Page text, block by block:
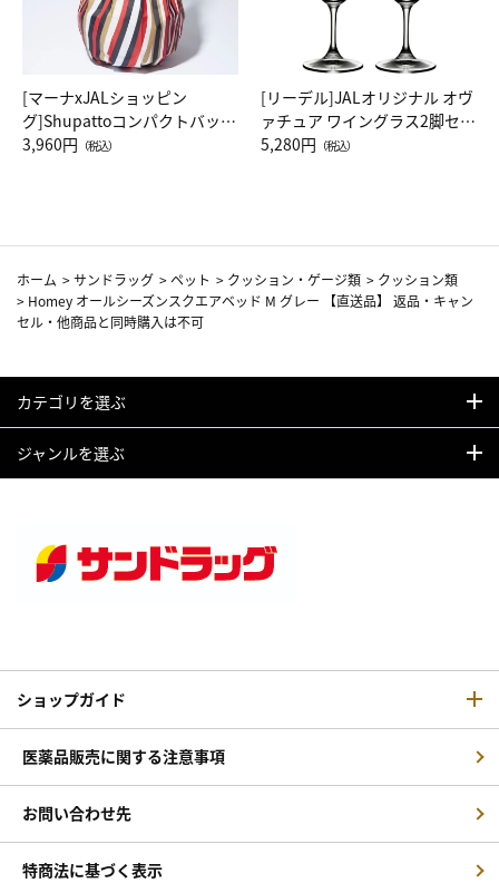
[マーナxJALショッピン
グ]Shupattoコンパクトバッグ
Drop JAL客室乗務員（LC）ス
3,960円 （税込）
[リーデル]JALオリジナル オヴ
ァチュア ワイングラス2脚セッ
ト（レッドワイン）
5,280円 （税込）
ホーム >サンドラッグ >ペット > クッション・ゲージ類 > クッション類
> Homey オールシーズンスクエアベッド M グレー 【直送品】 返品・キャン
セル・他商品と同時購入は不可
カテゴリを選ぶ
ジャンルを選ぶ
ショップガイド
医薬品販売に関する注意事項
お問い合わせ先
特商法に基づく表示